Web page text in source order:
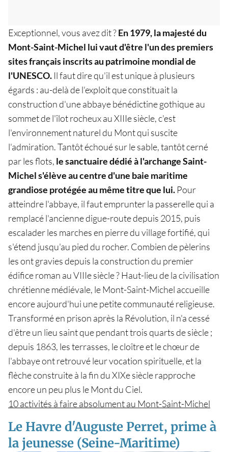
Exceptionnel, vous avez dit ?En 1979, la majesté du
Mont-Saint-Michel lui vaut d'être l'un des premiers
sites français inscrits au patrimoine mondial de
l'UNESCO. Il faut dire qu'il est unique à plusieurs
égards : au-delà de l'exploit que constituait la
construction d'une abbaye bénédictine gothique au
sommet de l'îlot rocheux au XIIIe siècle, c'est
l'environnement naturel du Mont qui suscite
l'admiration. Tantôt échoué sur le sable, tantôt cerné
par les flots, le sanctuaire dédié à l'archange Saint-
Michel s'élève au centre d'une baie maritime
grandiose protégée au même titre que lui. Pour
atteindre l'abbaye, il faut emprunter la passerelle qui a
remplacé l'ancienne digue-route depuis 2015, puis
escalader les marches en pierre du village fortifié, qui
s'étend jusqu'au pied du rocher. Combien de pèlerins
les ont gravies depuis la construction du premier
édifice roman au VIIIe siècle ? Haut-lieu de la civilisation
chrétienne médiévale, le Mont-Saint-Michel accueille
encore aujourd'hui une petite communauté religieuse.
Transformé en prison après la Révolution, il n'a cessé
d'être un lieu saint que pendant trois quarts de siècle ;
depuis 1863, les terrasses, le cloître et le chœur de
l'abbaye ont retrouvé leur vocation spirituelle, et la
flèche construite à la fin du XIXe siècle rapproche
encore un peu plus le Mont du Ciel.
10 activités à faire absolument au Mont-Saint-Michel
Le Havre d'Auguste Perret, prime à
la jeunesse (Seine-Maritime)